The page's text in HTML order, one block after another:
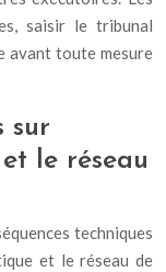
saisir le tribunal
avant toute mesure
sur
le réseau
techniques
et le réseau de